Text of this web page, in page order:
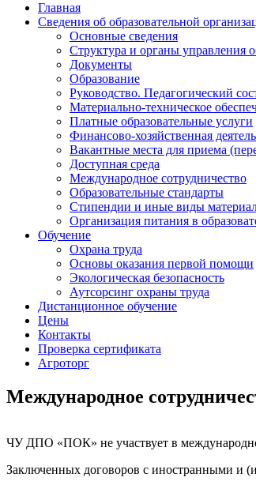
Главная
Сведения об образовательной
Основные сведения
Структура и органы управления
Документы
Образование
Руководство. Педагогический
Материально-техническое
Платные образовательные услуги
Финансово-хозяйственная
Вакантные места для приема
Доступная среда
Международное сотрудничество
Образовательные стандарты
Стипендии и иные виды
Организация питания в
Обучение
Охрана труда
Основы оказания первой помощи
Экологическая безопасность
Аутсорсинг охраны труда
Дистанционное обучение
Цены
Контакты
Проверка сертификата
Агроторг
Международное
ЧУ ДПО «ПОК» не участвует в
Заключенных договоров с иностранными и